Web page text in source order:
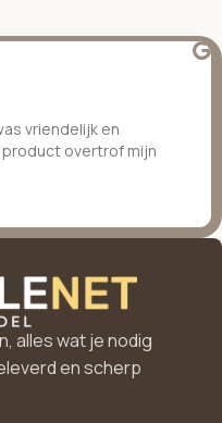
vriendelijk en
overtrof mijn
alles wat je nodig
en scherp